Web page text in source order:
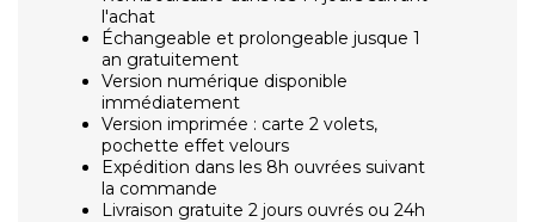
l'achat
Échangeable et prolongeable jusque 1
an gratuitement
Version numérique disponible
immédiatement
Version imprimée : carte 2 volets,
pochette effet velours
Expédition dans les 8h ouvrées suivant
la commande
Livraison gratuite 2 jours ouvrés ou 24h